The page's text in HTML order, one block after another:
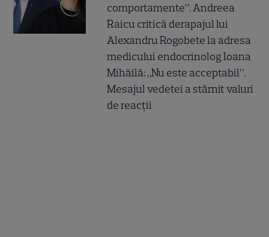
comportamente”. Andreea
Raicu critică derapajul lui
Alexandru Rogobete la adresa
medicului endocrinolog Ioana
Mihăilă: „Nu este acceptabil”.
Mesajul vedetei a stârnit valuri
de reacții